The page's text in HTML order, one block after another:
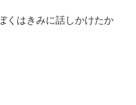
くはきみに話しかけたか